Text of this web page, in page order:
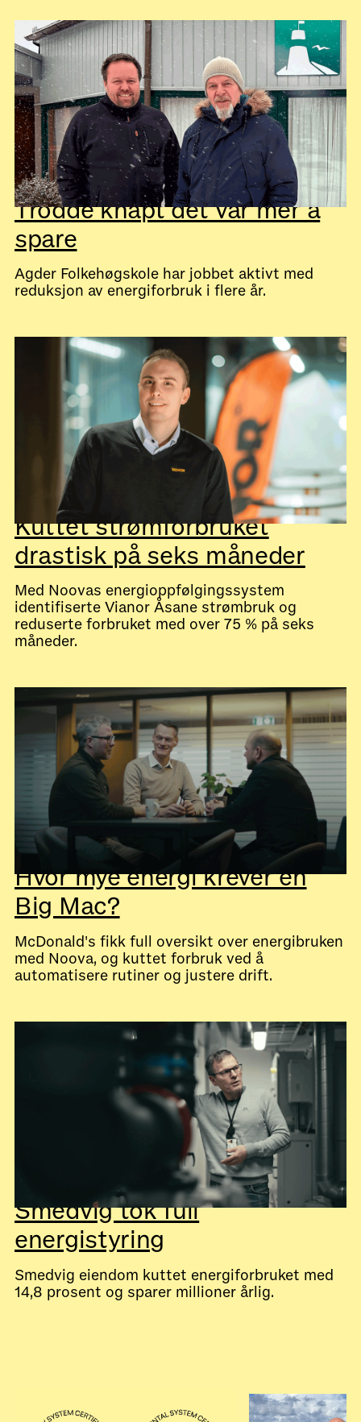
July 28, 2026
Kundecaser
Trodde knapt det var mer å
spare
Agder Folkehøgskole har jobbet aktivt med
reduksjon av energiforbruk i flere år.
July 28, 2026
Kuttet strømforbruket
drastisk på seks måneder
Med Noovas energioppfølgingssystem
identifiserte Vianor Åsane strømbruk og
reduserte forbruket med over 75 % på seks
måneder.
July 28, 2026
Kundecaser
Hvor mye energi krever en
Big Mac?
McDonald's fikk full oversikt over energibruken
med Noova, og kuttet forbruk ved å
automatisere rutiner og justere drift.
Smedvig tok full
energistyring
Smedvig eiendom kuttet energiforbruket med
14,8 prosent og sparer millioner årlig.